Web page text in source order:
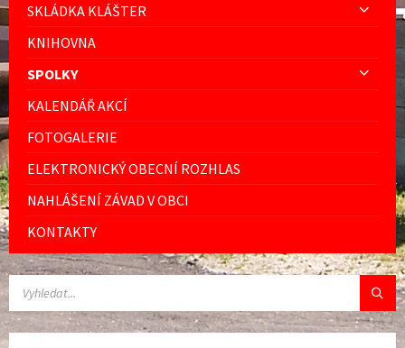
SKLÁDKA KLÁŠTER
KNIHOVNA
SPOLKY
KALENDÁŘ AKCÍ
FOTOGALERIE
ELEKTRONICKÝ OBECNÍ ROZHLAS
NAHLÁŠENÍ ZÁVAD V OBCI
KONTAKTY
VYHLEDÁVÁNÍ: